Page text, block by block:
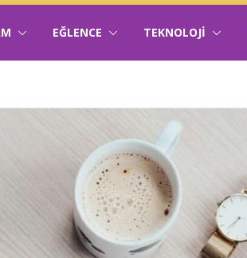
EĞLENCE TEKNOLOJI